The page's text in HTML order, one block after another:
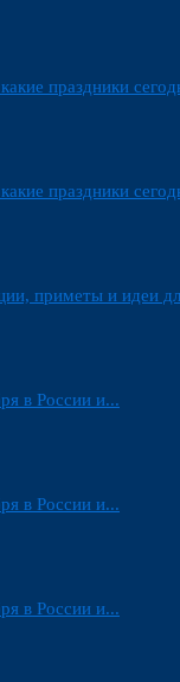
праздники
праздники
приметы и идеи
в России и...
в России и...
в России и...